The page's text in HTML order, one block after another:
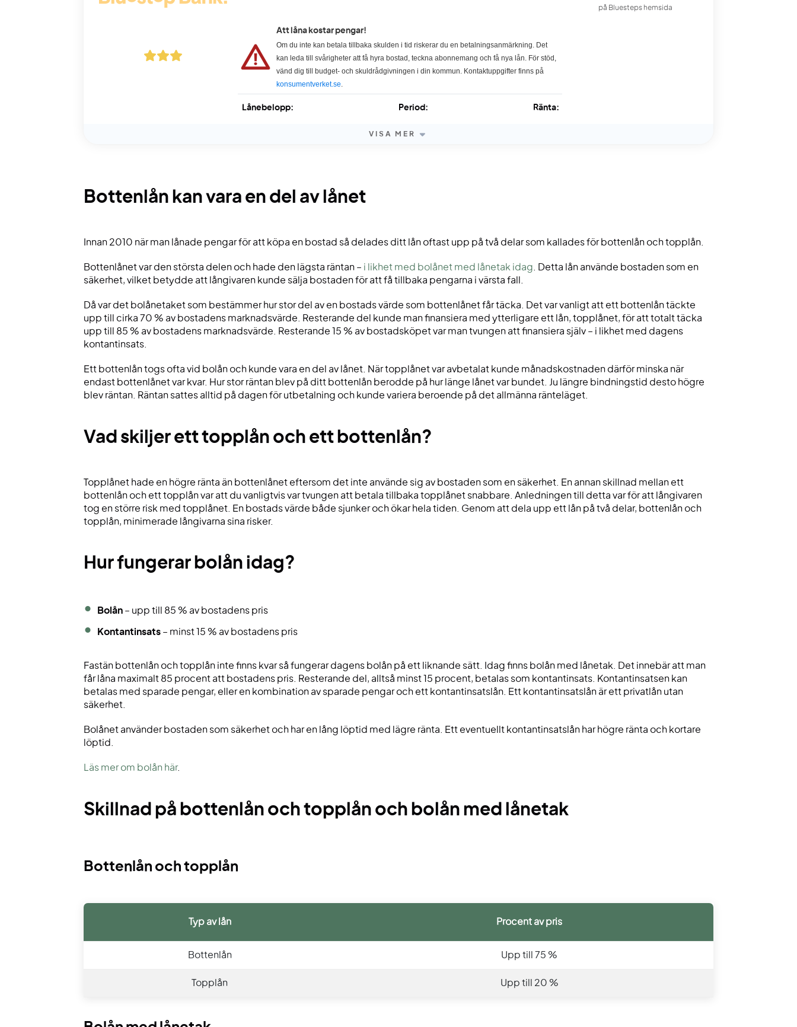
Att låna kostar pengar!
Om du inte kan betala tillbaka skulden i tid riskerar du en betalningsanmärkning. Det
kan leda till svårigheter att få hyra bostad, teckna abonnemang och få nya lån. För stöd,
vänd dig till budget- och skuldrådgivningen i din kommun. Kontaktuppgifter finns på
konsumentverket.se.
Lånebelopp: Period: Ränta:
på Bluesteps hemsida
VISA MER
Bottenlån kan vara en del av lånet
Innan 2010 när man lånade pengar för att köpa en bostad så delades ditt lån oftast upp på två delar som kallades för bottenlån och topplån.
Bottenlånet var den största delen och hade den lägsta räntan – i likhet med bolånet med lånetak idag . Detta lån använde bostaden som en
säkerhet, vilket betydde att långivaren kunde sälja bostaden för att få tillbaka pengarna i värsta fall.
Då var det bolånetaket som bestämmer hur stor del av en bostads värde som bottenlånet får täcka. Det var vanligt att ett bottenlån täckte
upp till cirka 70 % av bostadens marknadsvärde. Resterande del kunde man finansiera med ytterligare ett lån, topplånet, för att totalt täcka
upp till 85 % av bostadens marknadsvärde. Resterande 15 % av bostadsköpet var man tvungen att finansiera själv – i likhet med dagens
kontantinsats.
Ett bottenlån togs ofta vid bolån och kunde vara en del av lånet. När topplånet var avbetalat kunde månadskostnaden därför minska när
endast bottenlånet var kvar. Hur stor räntan blev på ditt bottenlån berodde på hur länge lånet var bundet. Ju längre bindningstid desto högre
blev räntan. Räntan sattes alltid på dagen för utbetalning och kunde variera beroende på det allmänna ränteläget.
Vad skiljer ett topplån och ett bottenlån?
Topplånet hade en högre ränta än bottenlånet eftersom det inte använde sig av bostaden som en säkerhet. En annan skillnad mellan ett
bottenlån och ett topplån var att du vanligtvis var tvungen att betala tillbaka topplånet snabbare. Anledningen till detta var för att långivaren
tog en större risk med topplånet. En bostads värde både sjunker och ökar hela tiden. Genom att dela upp ett lån på två delar, bottenlån och
topplån, minimerade långivarna sina risker.
Hur fungerar bolån idag?
Bolån – upp till 85 % av bostadens pris
Kontantinsats – minst 15 % av bostadens pris
Fastän bottenlån och topplån inte finns kvar så fungerar dagens bolån på ett liknande sätt. Idag finns bolån med lånetak. Det innebär att man
får låna maximalt 85 procent att bostadens pris. Resterande del, alltså minst 15 procent, betalas som kontantinsats. Kontantinsatsen kan
betalas med sparade pengar, eller en kombination av sparade pengar och ett kontantinsatslån. Ett kontantinsatslån är ett privatlån utan
säkerhet.
Bolånet använder bostaden som säkerhet och har en lång löptid med lägre ränta. Ett eventuellt kontantinsatslån har högre ränta och kortare
löptid.
Läs mer om bolån här.
Skillnad på bottenlån och topplån och bolån med lånetak
Bottenlån och topplån
Typ av lån Procent av pris
Bottenlån Upp till 75 %
Topplån Upp till 20 %